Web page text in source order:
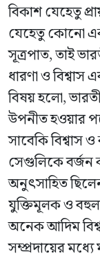
বিকাশ যেহেতু
যেহেতু কোনো
সূত্রপাত, তাই
ধারণা ও
বিষয় হলো,
উপনীত হওয়ার
সাবেকি বিশ্বাস
সেগুলিকে বর্জন
অনুৎসাহিত
যুক্তিমূলক ও
অনেক আদিম
সম্প্রদায়ের মধ্যে